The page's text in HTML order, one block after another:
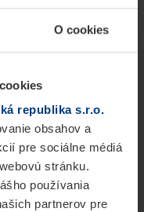
O cookies
republika s.r.o.
obsahov a
pre sociálne médiá
stránku.
používania
partnerov pre